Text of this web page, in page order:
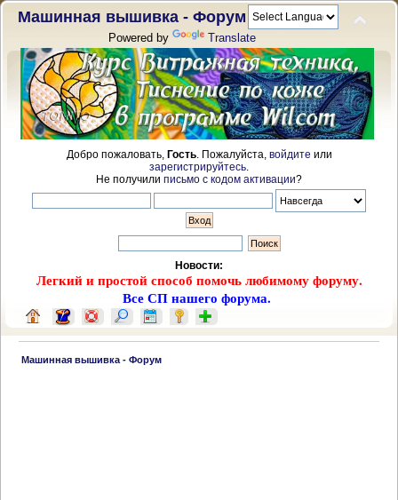
Машинная вышивка - Форум
Powered by Translate
Добро пожаловать, Гость. Пожалуйста, войдите или
зарегистрируйтесь
Не получили письмо с кодом активации?
Новости:
Легкий и простой способ помочь любимому форуму.
Все СП нашего форума.
Машинная вышивка - Форум